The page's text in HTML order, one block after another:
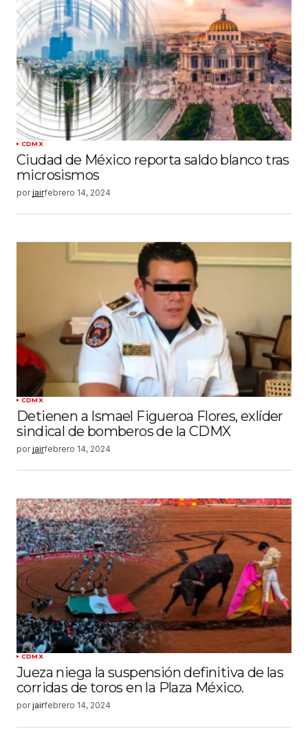
CDMX
Ciudad de México reporta saldo blanco tras
microsismos
por jairfebrero 14, 2024
CDMX
Detienen a Ismael Figueroa Flores, exlíder
sindical de bomberos de la CDMX
por jairfebrero 14, 2024
CDMX
Jueza niega la suspensión definitiva de las
corridas de toros en la Plaza México.
por jairfebrero 14, 2024